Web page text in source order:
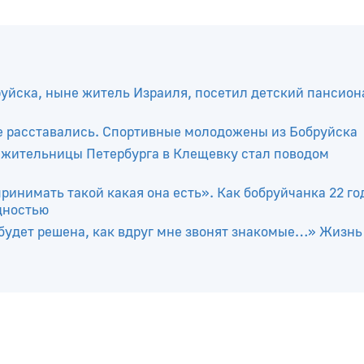
ныне житель Израиля, посетил детский
расставались. Спортивные молодожены из Бобруйска
Петербурга в Клещевку стал поводом